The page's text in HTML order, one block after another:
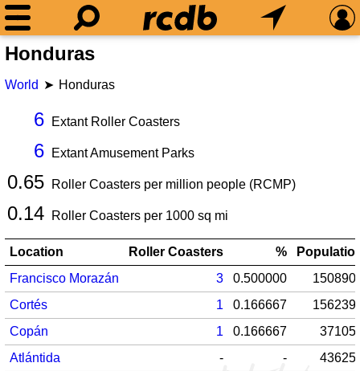
Honduras
World Honduras
6 Extant Roller Coasters
6 Extant Amusement Parks
0.65 Roller Coasters per million people (RCMP)
0.14 Roller Coasters per 1000 sq mi
Location Roller Coasters %
Francisco Morazán
3 0.500000
Cortés
1 0.166667
Copán
1 0.166667
Atlántida
- -